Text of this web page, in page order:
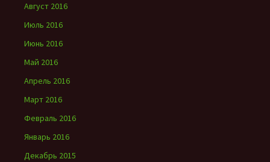
Август 2016
Июль 2016
Июнь 2016
Май 2016
Апрель 2016
Март 2016
Февраль 2016
Январь 2016
Декабрь 2015